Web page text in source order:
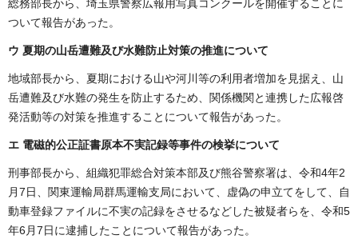
総務部長から、埼玉県警察広報用写真コンクールを開催することに
ついて報告があった。
ウ 夏期の山岳遭難及び水難防止対策の推進について
地域部長から、夏期における山や河川等の利用者増加を見据え、山
岳遭難及び水難の発生を防止するため、関係機関と連携した広報啓
発活動等の対策を推進することについて報告があった。
エ 電磁的公正証書原本不実記録等事件の検挙について
刑事部長から、組織犯罪総合対策本部及び熊谷警察署は、令和4年2
月7日、関東運輸局群馬運輸支局において、虚偽の申立てをして、自
動車登録ファイルに不実の記録をさせるなどした被疑者らを、令和5
年6月7日に逮捕したことについて報告があった。